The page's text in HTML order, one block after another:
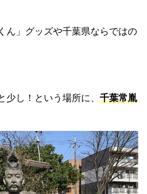
ん」グッズや千葉県ならではの
し！という場所に、 千葉常胤